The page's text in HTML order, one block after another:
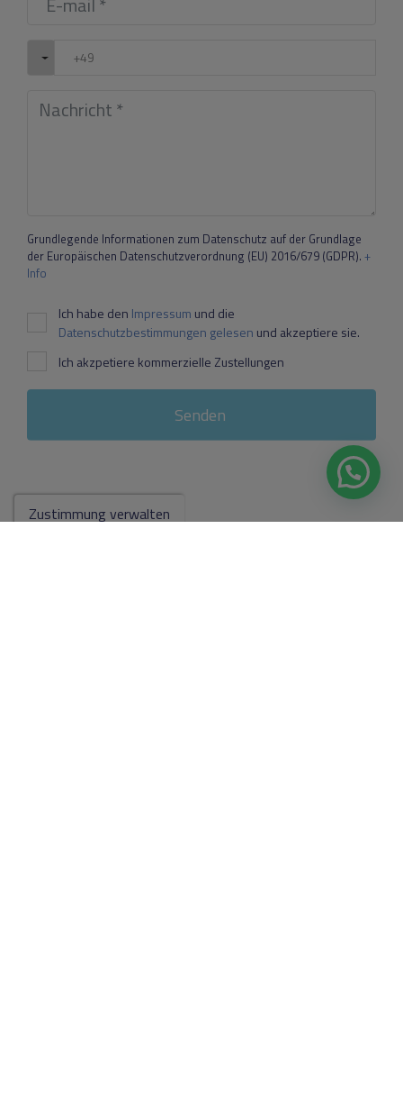
Grundlegende Informationen zum Datenschutz auf der Grundlage
der Europäischen Datenschutzverordnung (EU) 2016/679 (GDPR). +
Info
Ich habe den Impressum und die
Datenschutzbestimmungen gelesen und akzeptiere sie.
Ich akzpetiere kommerzielle Zustellungen
Senden
Zustimmung verwalten